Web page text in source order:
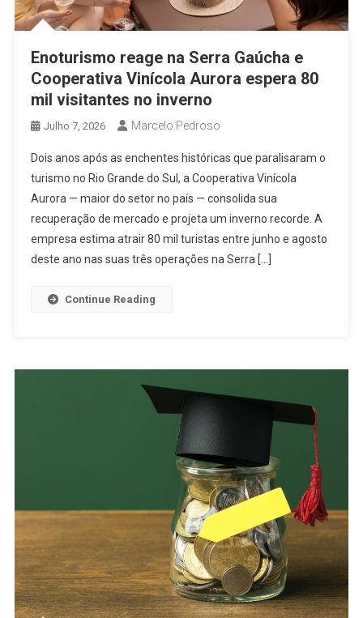
Enoturismo reage na Serra Gaúcha e
Cooperativa Vinícola Aurora espera 80
mil visitantes no inverno
Julho 7, 2026 Marcelo Pedroso
Dois anos após as enchentes históricas que paralisaram o
turismo no Rio Grande do Sul, a Cooperativa Vinícola
Aurora — maior do setor no país — consolida sua
recuperação de mercado e projeta um inverno recorde. A
empresa estima atrair 80 mil turistas entre junho e agosto
deste ano nas suas três operações na Serra […]
Continue Reading